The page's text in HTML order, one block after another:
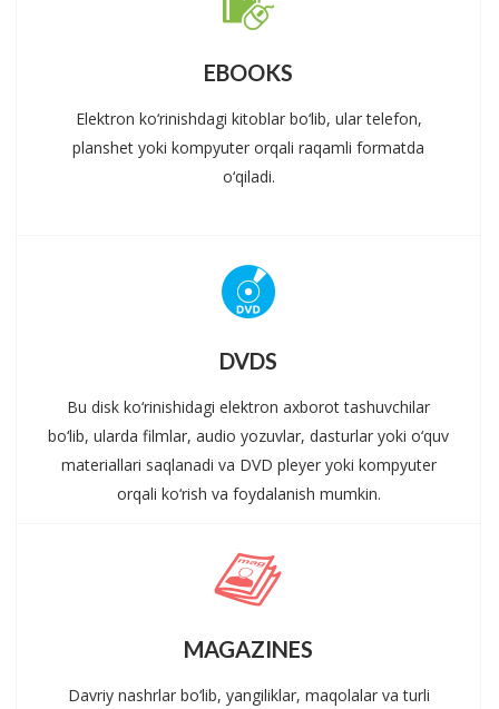
EBOOKS
Elektron ko‘rinishdagi kitoblar bo‘lib, ular telefon,
planshet yoki kompyuter orqali raqamli formatda
o‘qiladi.
DVDS
Bu disk ko‘rinishidagi elektron axborot tashuvchilar
bo‘lib, ularda filmlar, audio yozuvlar, dasturlar yoki o‘quv
materiallari saqlanadi va DVD pleyer yoki kompyuter
orqali ko‘rish va foydalanish mumkin.
MAGAZINES
Davriy nashrlar bo‘lib, yangiliklar, maqolalar va turli